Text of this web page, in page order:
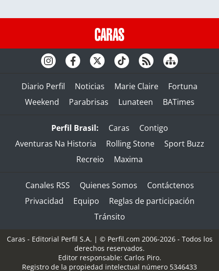
Diario Perfil Noticias Marie Claire
Fortuna
Weekend
Parabrisas Lunateen BATimes
Perfil Brasil: Caras
Contigo
Aventuras Na Historia
Rolling Stone
Sport Buzz
Recreio
Maxima
Canales RSS Quienes Somos
Contáctenos
Privacidad
Equipo
Reglas de participación
Tránsito
Caras - Editorial Perfil S.A. | © Perfil.com 2006-2026 - Todos los
derechos reservados.
Editor responsable: Carlos Piro.
Registro de la propiedad intelectual número 5346433